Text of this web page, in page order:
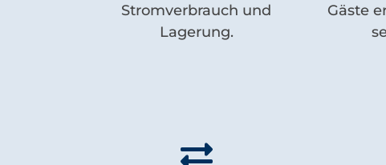
Stromverbrauch und
Lagerung.
Gäste